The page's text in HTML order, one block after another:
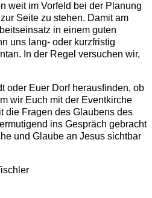
weit im Vorfeld bei der Planung
Seite zu stehen. Damit am
in einem guten
uns lang- oder kurzfristig
In der Regel versuchen wir,
oder Euer Dorf herausfinden, ob
wir Euch mit der Eventkirche
die Fragen des Glaubens des
ins Gespräch gebracht
und Glaube an Jesus sichtbar